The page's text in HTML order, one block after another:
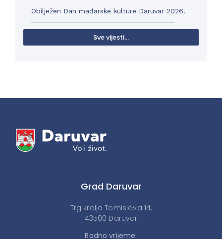
Obilježen Dan mađarske kulture Daruvar 2026.
Sve vijesti...
Grad Daruvar
Trg kralja Tomislava 14,
43500 Daruvar
Radno vrijeme: